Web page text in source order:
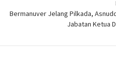
Bermanuver Jelang Pilkada,
Jabatan Ketua